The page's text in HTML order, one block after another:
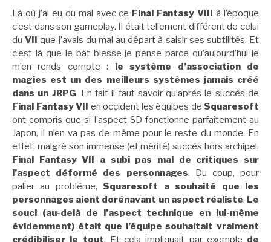
Là où j’ai eu du mal avec ce Final Fantasy VIIIà l’époque
c’est dans son gameplay. Il était tellement différent de celui
duVIIque j’avais du mal au départ à saisir ses subtilités. Et
c’est là que le bât blesse je pense parce qu’aujourd’hui je
m’en rends compte : le système d’association de
magies est un des meilleurs systèmes jamais créé
dans un JRPG. En fait il faut savoir qu’après le succès de
Final Fantasy VII en occident les équipes de Squaresoft
ont compris que si l’aspect SD fonctionne parfaitement au
Japon, il n’en va pas de même pour le reste du monde. En
effet, malgré son immense (et mérité) succès hors archipel,
Final Fantasy VII a subi pas mal de critiques sur
l’aspect déformé des personnages. Du coup, pour
palier au problème, Squaresoft a souhaité que les
personnages aient dorénavant un aspect réaliste. Le
souci (au-delà de l’aspect technique en lui-même
évidemment) était que l’équipe souhaitait vraiment
crédibiliser le tout. Et cela impliquait par exemple de